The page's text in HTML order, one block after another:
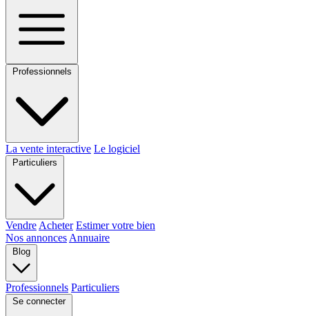
Professionnels
La vente interactive Le logiciel
Particuliers
Vendre Acheter Estimer votre bien
Nos annonces Annuaire
Blog
Professionnels Particuliers
Se connecter